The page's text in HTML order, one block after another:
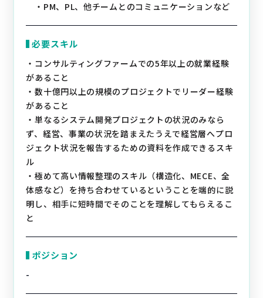
・PM、PL、他チームとのコミュニケーションなど
必要スキル
・コンサルティングファームでの5年以上の就業経験
があること
・数十億円以上の規模のプロジェクトでリーダー経験
があること
・単なるシステム開発プロジェクトの状況のみなら
ず、経営、事業の状況を踏まえたうえで経営層へプロ
ジェクト状況を報告するための資料を作成できるスキ
ル
・極めて高い情報整理のスキル（構造化、MECE、全
体感など）を持ち合わせているということを端的に説
明し、相手に短時間でそのことを理解してもらえるこ
と
ポジション
-